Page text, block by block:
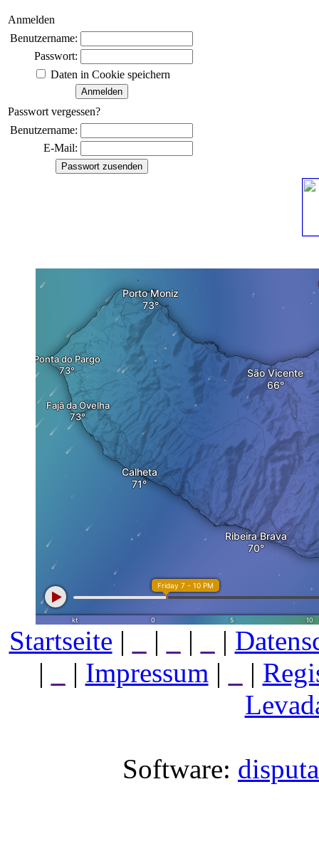
Anmelden
Benutzername:
Passwort:
Daten in Cookie speichern
Passwort vergessen?
Benutzername:
E-Mail:
Startseite | | | |
|
| Impressum | |
Software: